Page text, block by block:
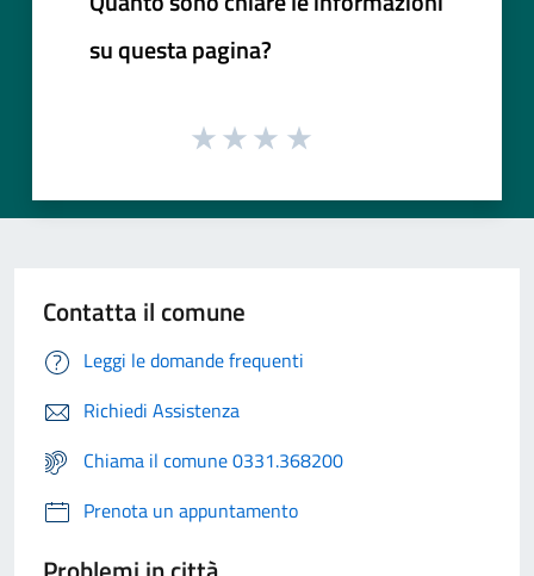
su questa pagina?
Contatta il comune
Leggi le domande frequenti
Richiedi Assistenza
Chiama il comune 0331.368200
Prenota un appuntamento